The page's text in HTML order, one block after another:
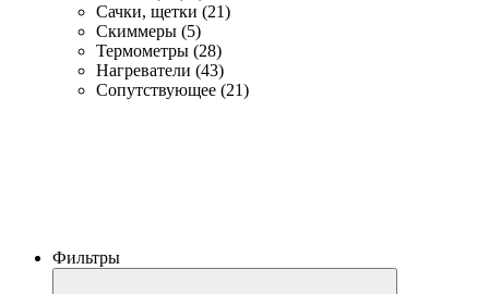
Сачки, щетки (21)
Скиммеры (5)
Термометры (28)
Нагреватели (43)
Сопутствующее (21)
Фильтры